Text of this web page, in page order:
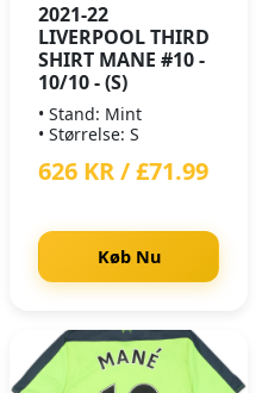
2021-22
LIVERPOOL THIRD
SHIRT MANE #10 -
10/10 - (S)
• Stand: Mint
• Størrelse: S
626 KR / £71.99
Køb Nu